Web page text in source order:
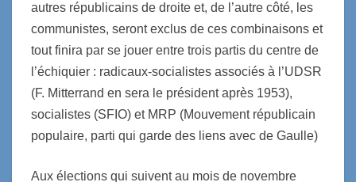
autres républicains de droite et, de l’autre côté, les
communistes, seront exclus de ces combinaisons et
tout finira par se jouer entre trois partis du centre de
l’échiquier : radicaux-socialistes associés à l’UDSR
(F. Mitterrand en sera le président après 1953),
socialistes (SFIO) et MRP (Mouvement républicain
populaire, parti qui garde des liens avec de Gaulle)
Aux élections qui suivent au mois de novembre